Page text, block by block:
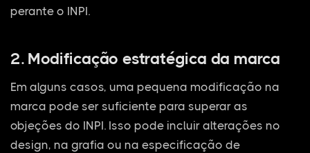
perante o INPI.
2. Modificação estratégica da marca
Em alguns casos, uma pequena modificação na
marca pode ser suficiente para superar as
objeções do INPI. Isso pode incluir alterações no
design, na grafia ou na especificação de